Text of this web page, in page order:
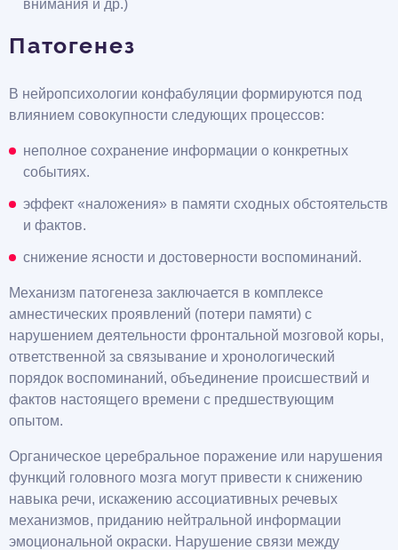
внимания и др.)
Патогенез
В нейропсихологии конфабуляции формируются под
влиянием совокупности следующих процессов:
неполное сохранение информации о конкретных
событиях.
эффект «наложения» в памяти сходных обстоятельств
и фактов.
снижение ясности и достоверности воспоминаний.
Механизм патогенеза заключается в комплексе
амнестических проявлений (потери памяти) с
нарушением деятельности фронтальной мозговой коры,
ответственной за связывание и хронологический
порядок воспоминаний, объединение происшествий и
фактов настоящего времени с предшествующим
опытом.
Органическое церебральное поражение или нарушения
функций головного мозга могут привести к снижению
навыка речи, искажению ассоциативных речевых
механизмов, приданию нейтральной информации
эмоциональной окраски. Нарушение связи между